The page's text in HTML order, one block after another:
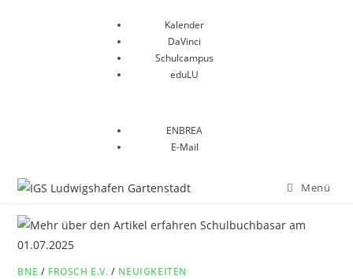
Kalender
DaVinci
Schulcampus
eduLU
ENBREA
E-Mail
Menü
BNE / FROSCH E.V. / NEUIGKEITEN